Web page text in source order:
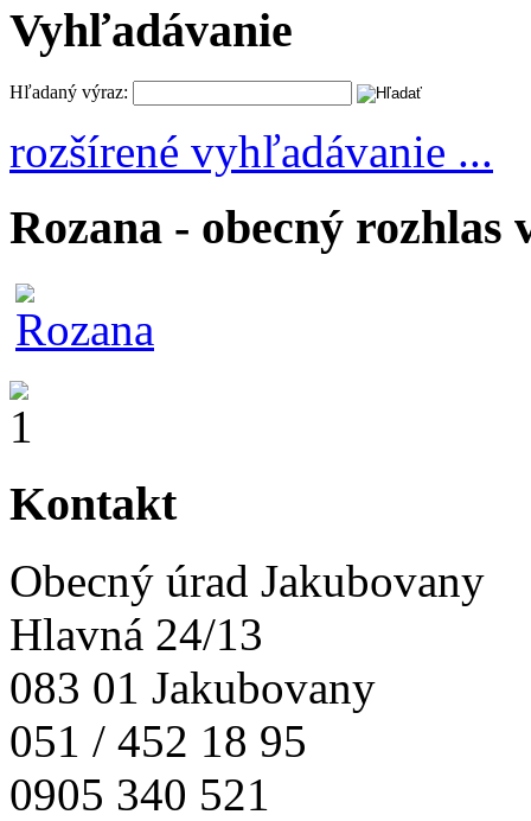
Vyhľadávanie
Hľadaný výraz:
rozšírené vyhľadávanie ...
Rozana - obecný rozhlas
Kontakt
Obecný úrad Jakubovany
Hlavná 24/13
083 01 Jakubovany
051 / 452 18 95
0905 340 521